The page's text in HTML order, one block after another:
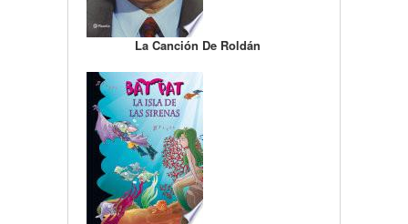
La Canción De Roldán